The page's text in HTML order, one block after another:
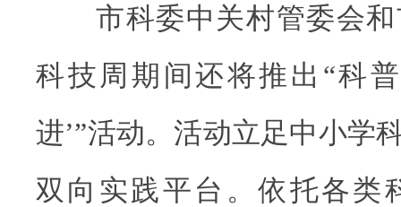
市科委中关村管委会和
科技周期间还将推出“科
进’”活动。活动立足中小学
双向实践平台。依托各类